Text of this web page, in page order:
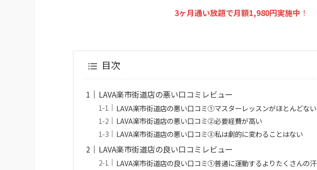
3ヶ月通い放題で月額1,980円実施中 ！
目次
LAVA楽市街道店の悪い口コミレビュー
LAVA楽市街道店の悪い口コミ①マスターレッスンがほとんどない
LAVA楽市街道店の悪い口コミ②必要経費が高い
LAVA楽市街道店の悪い口コミ③私は劇的に変わることはない
LAVA楽市街道店の良い口コミレビュー
LAVA楽市街道店の良い口コミ①普通に運動するよりたくさんの汗